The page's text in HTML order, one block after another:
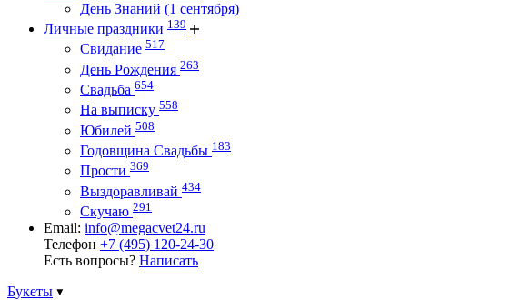
День Знаний (1 сентября)
Личные праздники 139
Свидание 517
День Рождения 263
Свадьба 654
На выписку 558
Юбилей 508
Годовщина Свадьбы 183
Прости 369
Выздоравливай 434
Скучаю 291
Email: info@megacvet24.ru
Телефон +7 (495) 120-24-30
Есть вопросы? Написать
Букеты